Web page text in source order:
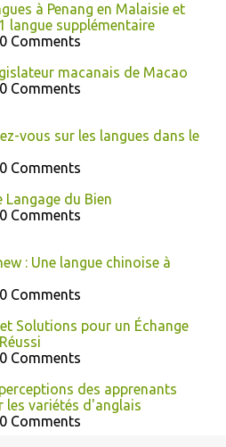
à Penang en Malaisie et
langue supplémentaire
Comments
macanais de Macao
Comments
vous sur les langues dans le
Comments
Langage du Bien
Comments
: Une langue chinoise à
Comments
Solutions pour un Échange
Comments
des apprenants
les variétés d'anglais
Comments